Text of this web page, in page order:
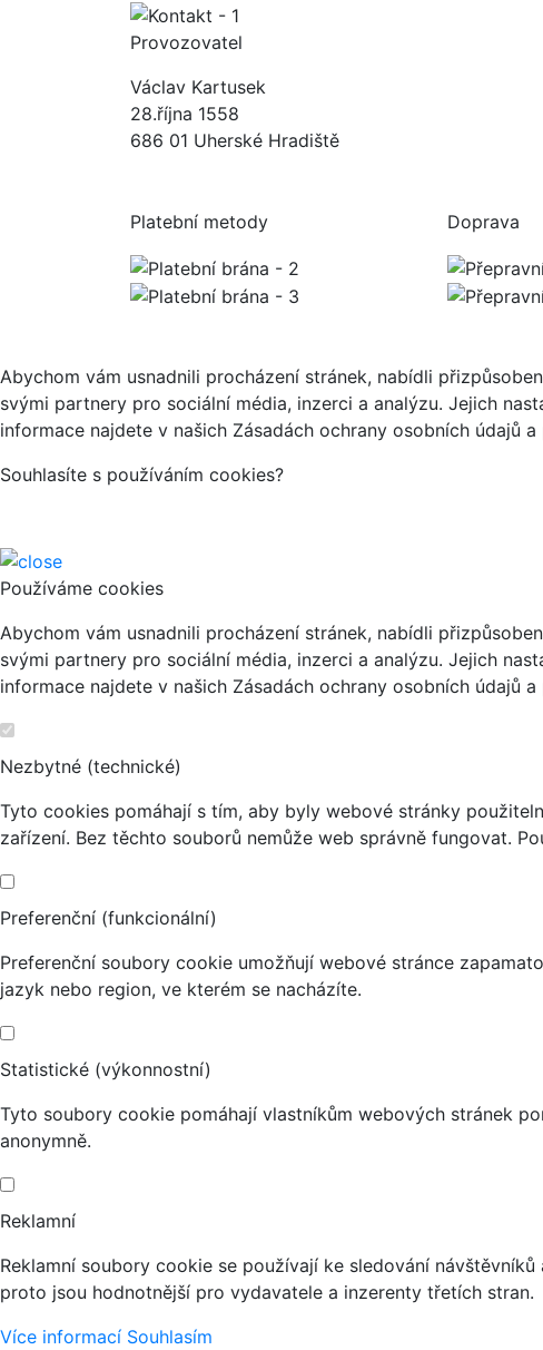
Provozovatel
Václav Kartusek
28.října 1558
686 01 Uherské Hradiště
Platební metody Doprava
Abychom vám usnadnili procházení stránek, nabídli
svými partnery pro sociální média, inzerci a analýzu. Jejich
informace najdete v našich Zásadách ochrany osobních údajů
Souhlasíte s používáním cookies?
Používáme cookies
Abychom vám usnadnili procházení stránek, nabídli
svými partnery pro sociální média, inzerci a analýzu. Jejich
informace najdete v našich Zásadách ochrany osobních údajů
Nezbytné (technické)
Tyto cookies pomáhají s tím, aby byly webové stránky
zařízení. Bez těchto souborů nemůže web správně fungovat.
Preferenční (funkcionální)
Preferenční soubory cookie umožňují webové stránce
jazyk nebo region, ve kterém se nacházíte.
Statistické (výkonnostní)
Tyto soubory cookie pomáhají vlastníkům webových stránek
anonymně.
Reklamní
Reklamní soubory cookie se používají ke sledování
proto jsou hodnotnější pro vydavatele a inzerenty třetích stran.
Více informací Souhlasím